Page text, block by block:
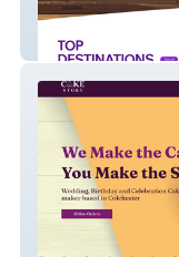
Stratton Gold